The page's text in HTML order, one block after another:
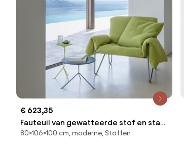
€ 623,35
Fauteuil van gewatteerde stof en staal
Nomad
80×106×100 cm, moderne, Stoffen